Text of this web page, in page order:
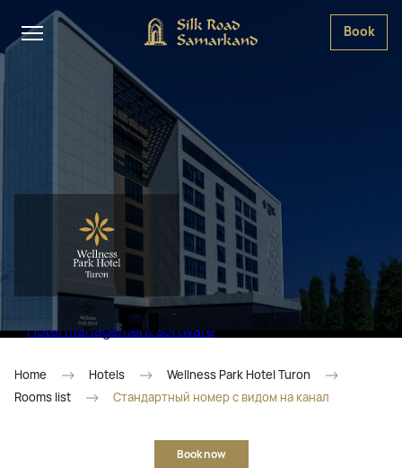
Book
Hotel management software
Home Hotels
Wellness Park Hotel Turon
Rooms list
Стандартный номер с видом на канал
Book now